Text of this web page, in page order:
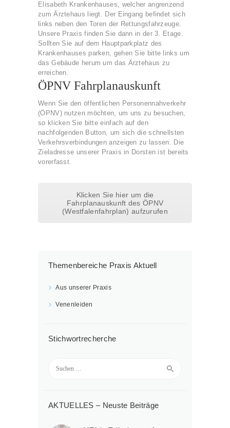
Elisabeth Krankenhauses, welcher angrenzend
zum Ärztehaus liegt. Der Eingang befindet sich
links neben den Toren der Rettungsfahrzeuge.
Unsere Praxis finden Sie dann in der 3. Etage.
Sollten Sie auf dem Hauptparkplatz des
Krankenhauses parken, gehen Sie bitte links um
das Gebäude herum um das Ärztehaus zu
erreichen.
ÖPNV Fahrplanauskunft
Wenn Sie den öffentlichen Personennahverkehr
(ÖPNV) nutzen möchten, um uns zu besuchen,
so klicken Sie bitte einfach auf den
nachfolgenden Button, um sich die schnellsten
Verkehrsverbindungen anzeigen zu lassen. Die
Zieladresse unserer Praxis in Dorsten ist bereits
vorerfasst.
Klicken Sie hier um die
Fahrplanauskunft des ÖPNV
(Westfalenfahrplan) aufzurufen
Themenbereiche Praxis Aktuell
Aus unserer Praxis
Venenleiden
Stichwortrecherche
nach:
AKTUELLES – Neuste Beiträge